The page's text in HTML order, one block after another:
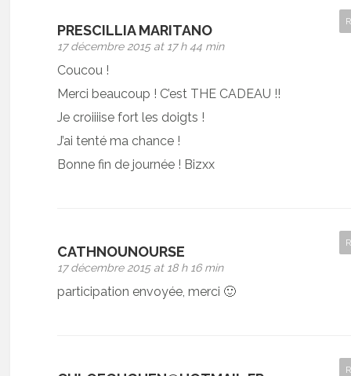
PRESCILLIA MARITANO
17 décembre 2015 at 17 h 44 min
Coucou !
Merci beaucoup ! C’est THE CADEAU !!
Je croiiiise fort les doigts !
J’ai tenté ma chance !
Bonne fin de journée ! Bizxx
CATHNOUNOURSE
17 décembre 2015 at 18 h 16 min
participation envoyée, merci 🙂